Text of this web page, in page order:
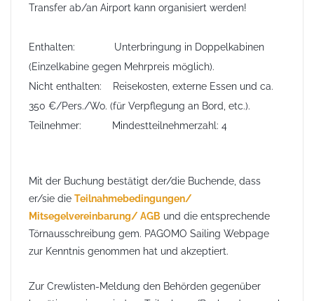
Transfer ab/an Airport kann organisiert werden!
Enthalten:
Unterbringung in Doppelkabinen
(Einzelkabine gegen Mehrpreis möglich).
Nicht enthalten: Reisekosten, externe Essen und ca.
350 €/Pers./Wo. (für Verpflegung an Bord, etc.).
Teilnehmer:
Mindestteilnehmerzahl: 4
Mit der Buchung bestätigt der/die Buchende , dass
er/sie die Teilnahmebedingungen/
Mitsegelvereinbarung/ AGB und die entsprechende
Törnausschreibung gem. PAGOMO Sailing Webpage
zur Kenntnis genommen hat und akzeptiert.
Zur Crewlisten-Meldung den Behörden gegenüber